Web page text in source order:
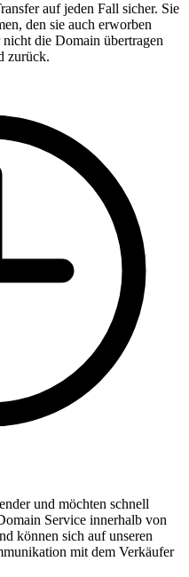
auf jeden Fall sicher. Sie
den sie auch erworben
die Domain übertragen
zurück.
und möchten schnell
Service innerhalb von
können sich auf unseren
mit dem Verkäufer